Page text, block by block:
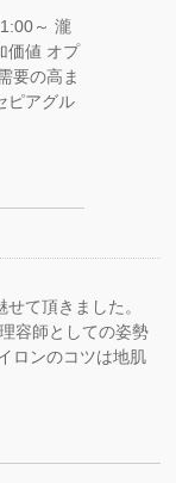
～ 瀧
価値 オプ
要の高ま
ピアグル
て頂きました。
容師としての姿勢
ロンのコツは地肌